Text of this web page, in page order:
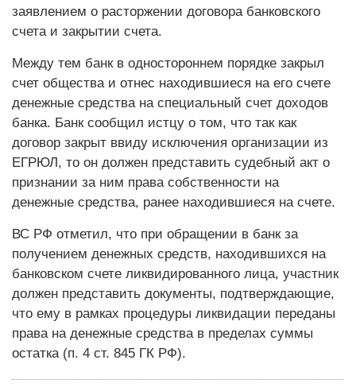
заявлением о расторжении договора банковского
счета и закрытии счета.
Между тем банк в одностороннем порядке закрыл
счет общества и отнес находившиеся на его счете
денежные средства на специальный счет доходов
банка. Банк сообщил истцу о том, что так как
договор закрыт ввиду исключения организации из
ЕГРЮЛ, то он должен представить судебный акт о
признании за ним права собственности на
денежные средства, ранее находившиеся на счете.
ВС РФ отметил, что при обращении в банк за
получением денежных средств, находившихся на
банковском счете ликвидированного лица, участник
должен представить документы, подтверждающие,
что ему в рамках процедуры ликвидации переданы
права на денежные средства в пределах суммы
остатка (п. 4 ст. 845 ГК РФ).